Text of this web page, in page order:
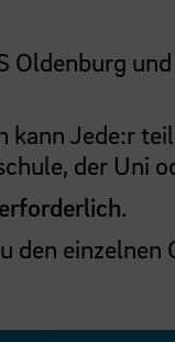
Oldenburg
kann Jede:r
der Uni
.
den